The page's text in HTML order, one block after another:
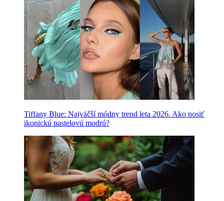
Tiffany Blue: Najväčší módny trend leta 2026. Ako nosiť
ikonickú pastelovú modrú?